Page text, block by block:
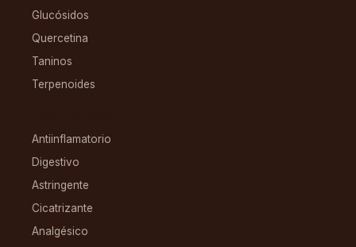
Glucósidos
Quercetina
Taninos
Terpenoides
Antiinflamatorio
Digestivo
Astringente
Cicatrizante
Analgésico